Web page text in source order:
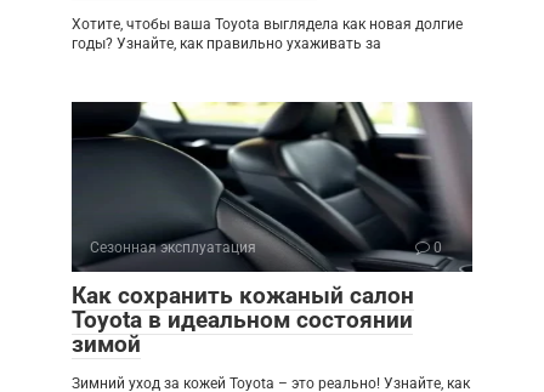
Хотите, чтобы ваша Toyota выглядела как новая долгие
годы? Узнайте, как правильно ухаживать за
Сезонная эксплуатация 0
Как сохранить кожаный салон
Toyota в идеальном состоянии
зимой
Зимний уход за кожей Toyota – это реально! Узнайте, как